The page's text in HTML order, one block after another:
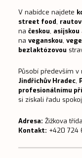
V nabídce najdete
street food,
na českou, asijskou
na veganskou,
bezlaktózovou
Působí především v
Jindřichův Hradec,
profesionálnímu
si získali řadu
Adresa: Žižkova
Kontakt: +420 724